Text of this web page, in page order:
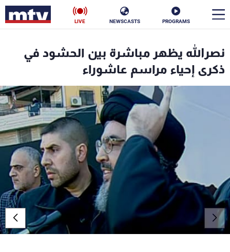
PROGRAMS
NEWSCASTS
LIVE
نصرالله يظهر مباشرة بين الحشود في
ذكرى إحياء مراسم عاشوراء
الأخبار
ناس
فن
رياضة
كأس العالم
البرامج
جدول البرامج